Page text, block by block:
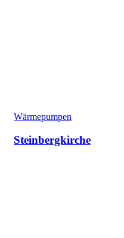
Wärmepumpen
Steinbergkirche